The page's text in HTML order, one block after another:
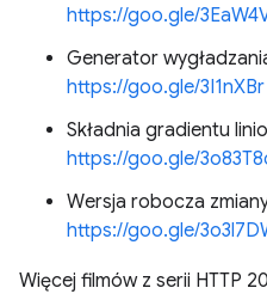
https://goo.gle/
Generator
https://goo.gle/3I1nXBr
Składnia gradientu
https://goo.gle/
Wersja robocza
https://goo.gle/
Więcej filmów z serii HTTP